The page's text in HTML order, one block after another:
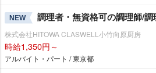
NEW 調理者・無資格可の調理師/調
株式会社HITOWA CLASWELL小竹向原厨房
時給1,350円～
アルバイト・パート / 東京都